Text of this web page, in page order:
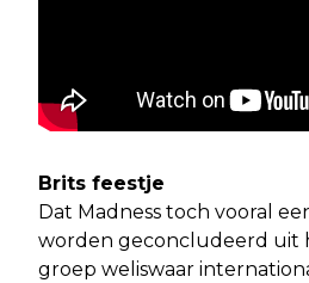
Brits feestje
Dat Madness toch vooral
worden geconcludeerd uit
groep weliswaar